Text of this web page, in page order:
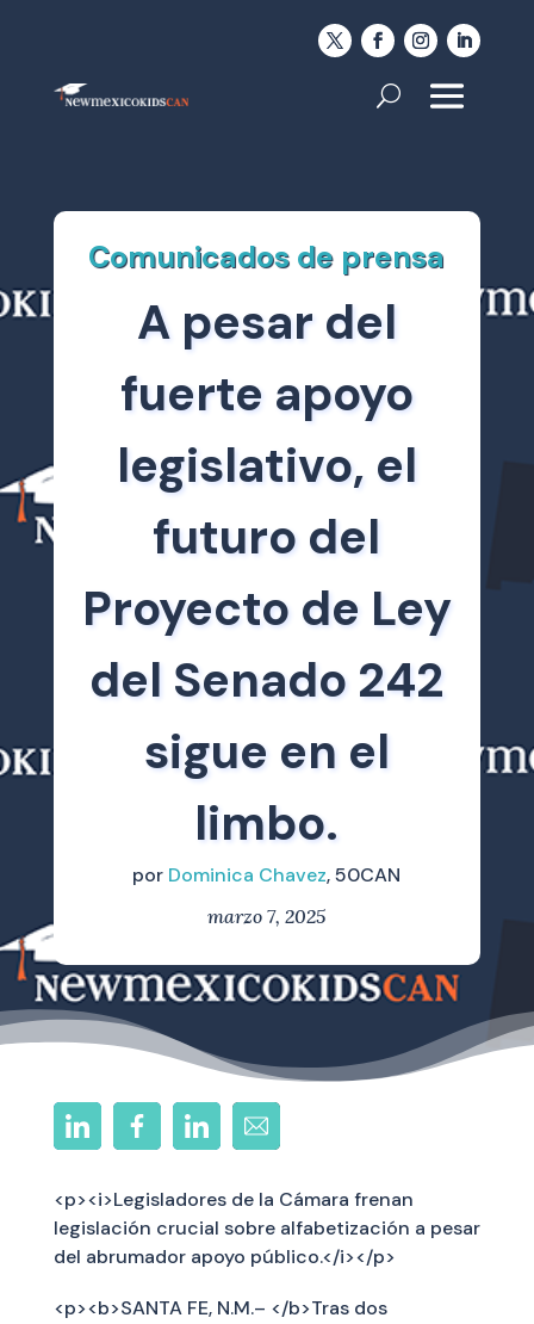
Comunicados de prensa
A pesar del
fuerte apoyo
legislativo, el
futuro del
Proyecto de Ley
del Senado 242
sigue en el
limbo.
por Dominica Chavez, 50CAN
marzo 7, 2025
<p><i>Legisladores de la Cámara frenan
legislación crucial sobre alfabetización a pesar
del abrumador apoyo público.</i></p>
<p><b>SANTA FE, N.M.– </b>Tras dos